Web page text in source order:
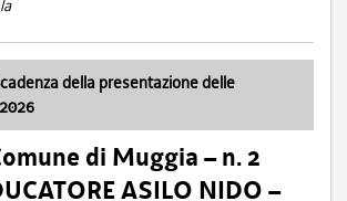
della presentazione delle
di Muggia – n. 2
ASILO NIDO –